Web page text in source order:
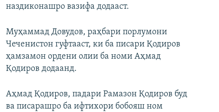
наздиконашро вазифа додааст.
Муҳаммад Довудов, раҳбари порлумони
Чеченистон гуфтааст, ки ба писари Қодиров
ҳамзамон ордени олии ба номи Аҳмад
Қодиров додаанд.
Аҳмад Қодиров, падари Рамазон Қодиров буд
ва писарашро ба ифтихори бобояш ном